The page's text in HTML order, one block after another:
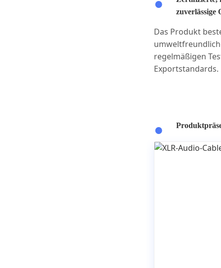
zuverlässige
Das Produkt
regelmäßigen
Exportstandards.